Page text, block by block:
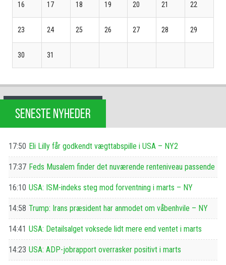
16 17 18 19 20 21 22
23 24 25 26 27 28 29
30 31
SENESTE NYHEDER
17:50 Eli Lilly får godkendt vægttabspille i USA – NY2
17:37 Feds Musalem finder det nuværende renteniveau passende
16:10 USA: ISM-indeks steg mod forventning i marts – NY
14:58 Trump: Irans præsident har anmodet om våbenhvile – NY
14:41 USA: Detailsalget voksede lidt mere end ventet i marts
14:23 USA: ADP-jobrapport overrasker positivt i marts